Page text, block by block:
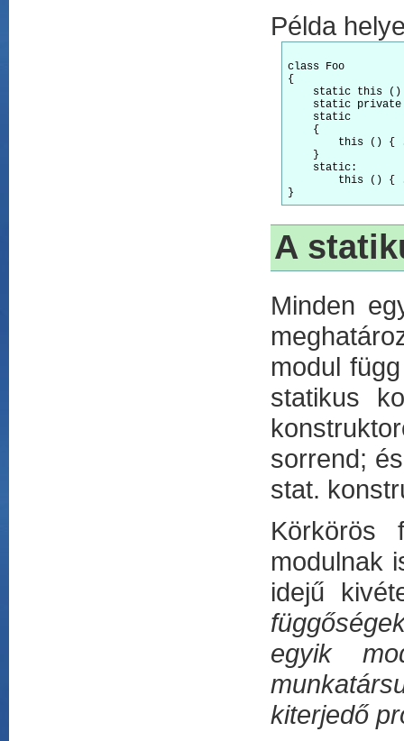
Példa
class Foo
{
static this () { ...
static
    static
    {
    }
    static:
A
Minden
modul
statikus
sorrend;
stat.
Körkörös
modulnak
idejű
egyik
kiterjedő